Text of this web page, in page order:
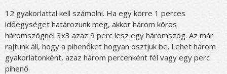
12 gyakorlattal kell számolni. Ha egy körre 1 perces
időegységet határozunk meg, akkor három körös
háromszögnél 3x3 azaz 9 perc lesz egy háromszög. Az már
rajtunk áll, hogy a pihenőket hogyan osztjuk be. Lehet három
gyakorlatonként, azaz három percenként fél vagy egy perc
pihenő.